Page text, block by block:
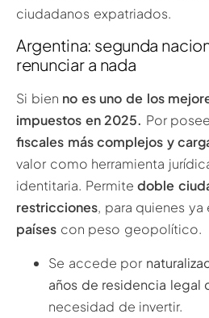
ciudadanos expatriados.
Argentina: segunda
renunciar a nada
Si bien no es uno de los
impuestos en 2025. Por
fiscales más complejos y
valor como herramienta
identitaria. Permitedoble
restricciones, para quienes ya
países con peso geopolítico.
Se accede por
años de residencia legal
necesidad de invertir.